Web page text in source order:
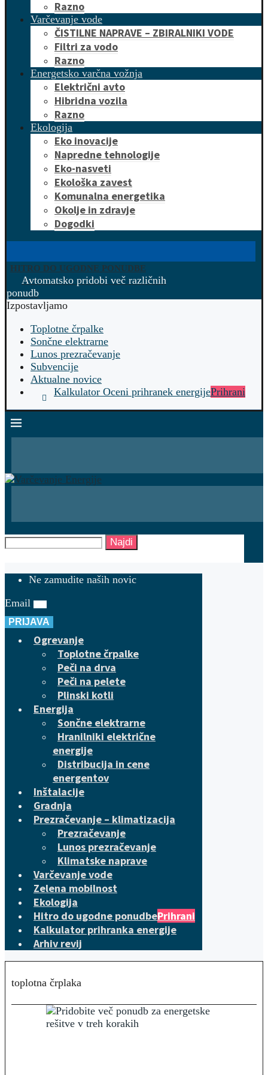
Razno
Varčevanje vode
ČISTILNE NAPRAVE – ZBIRALNIKI VODE
Filtri za vodo
Razno
Energetsko varčna vožnja
Električni avto
Hibridna vozila
Razno
Ekologija
Eko inovacije
Napredne tehnologije
Eko-nasveti
Ekološka zavest
Komunalna energetika
Okolje in zdravje
Dogodki
HITRO DO UGODNE PONUDBE
Avtomatsko pridobi več različnih
ponudb
Izpostavljamo
Toplotne črpalke
Sončne elektrarne
Lunos prezračevanje
Subvencije
Aktualne novice
Kalkulator Oceni prihranek energijePrihrani
Najdi
Ne zamudite naših novic
Email
PRIJAVA
Ogrevanje
Toplotne črpalke
Peči na drva
Peči na pelete
Plinski kotli
Energija
Sončne elektrarne
Hranilniki električne
energije
Distribucija in cene
energentov
Inštalacije
Gradnja
Prezračevanje – klimatizacija
Prezračevanje
Lunos prezračevanje
Klimatske naprave
Varčevanje vode
Zelena mobilnost
Ekologija
Hitro do ugodne ponudbePrihrani
Kalkulator prihranka energije
Arhiv revij
toplotna črplaka